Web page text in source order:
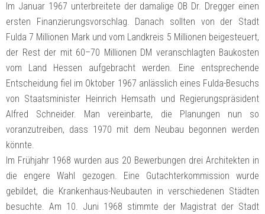
Im Januar 1967 unterbreitete der damalige OB Dr. Dregger einen
ersten Finanzierungsvorschlag. Danach sollten von der Stadt
Fulda 7 Millionen Mark und vom Landkreis 5 Millionen beigesteuert,
der Rest der mit 60–70 Millionen DM veranschlagten Baukosten
vom Land Hessen aufgebracht werden. Eine entsprechende
Entscheidung fiel im Oktober 1967 anlässlich eines Fulda-Besuchs
von Staatsminister Heinrich Hemsath und Regierungspräsident
Alfred Schneider. Man vereinbarte, die Planungen nun so
voranzutreiben, dass 1970 mit dem Neubau begonnen werden
könnte.
Im Frühjahr 1968 wurden aus 20 Bewerbungen drei Architekten in
die engere Wahl gezogen. Eine Gutachterkommission wurde
gebildet, die Krankenhaus-Neubauten in verschiedenen Städten
besuchte. Am 10. Juni 1968 stimmte der Magistrat der Stadt